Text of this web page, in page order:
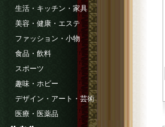
生活・キッチン・家具
美容・健康・エステ
ファッション・小物
食品・飲料
スポーツ
趣味・ホビー
デザイン・アート・芸術
医療・医薬品